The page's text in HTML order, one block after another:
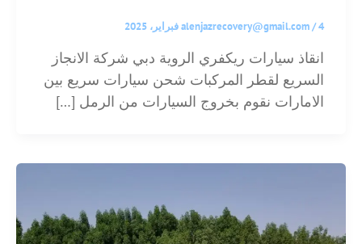
alenjazrecovery@gmail.com/4 فبراير، 2025
انقاذ سيارات ريكفري الروية دبي شركة الانجاز
السريع لقطر المركبات شحن سيارات سريع بين
الامارات نقوم بخروج السيارات من الرمل […]